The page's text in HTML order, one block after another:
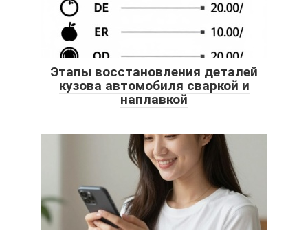
Этапы восстановления деталей
кузова автомобиля сваркой и
наплавкой